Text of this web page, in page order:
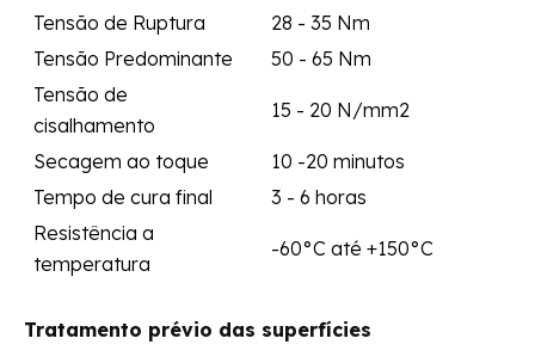
Tensão de Ruptura
28 - 35 Nm
Tensão Predominante
50 - 65 Nm
Tensão de
cisalhamento
15 - 20 N/mm2
Secagem ao toque
10 -20 minutos
Tempo de cura final
3 - 6 horas
Resistência a
temperatura
-60°C até +150°C
Tratamento prévio das superfícies